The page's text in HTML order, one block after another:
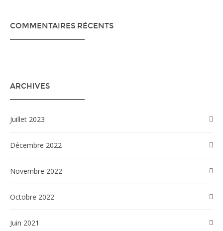
COMMENTAIRES RÉCENTS
ARCHIVES
juillet 2023
décembre 2022
novembre 2022
octobre 2022
juin 2021